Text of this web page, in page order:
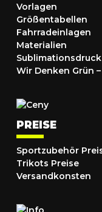
Vorlagen
Größentabellen
Fahrradeinlagen
Materialien
Sublimationsdruck
Wir Denken Grün
PREISE
Sportzubehör
Trikots Preise
Versandkonsten